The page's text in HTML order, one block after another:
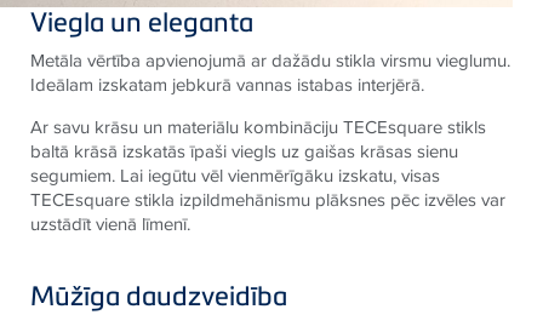
Viegla un eleganta
Metāla vērtība apvienojumā ar dažādu stikla virsmu vieglumu.
Ideālam izskatam jebkurā vannas istabas interjērā.
Ar savu krāsu un materiālu kombināciju TECEsquare stikls
baltā krāsā izskatās īpaši viegls uz gaišas krāsas sienu
segumiem. Lai iegūtu vēl vienmērīgāku izskatu, visas
TECEsquare stikla izpildmehānismu plāksnes pēc izvēles var
uzstādīt vienā līmenī.
Mūžīga daudzveidība